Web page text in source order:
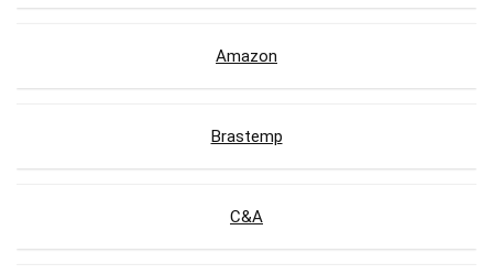
Amazon
Brastemp
C&A